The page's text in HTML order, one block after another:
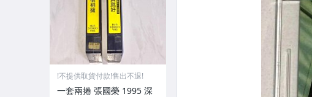
!不提供取貨付款!售出不退!
一套兩捲 張國榮 1995 深